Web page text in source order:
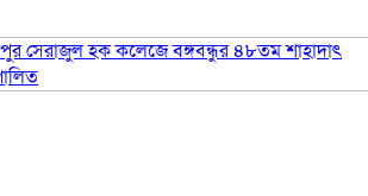
সেরাজুল হক ক‌লে‌জে বঙ্গবন্ধুর ৪৮তম শাহাদাৎ